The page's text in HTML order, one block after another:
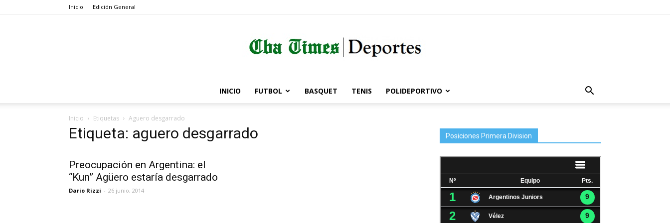
Inicio Edición General
Córdoba
INICIO FUTBOL BASQUET TENIS POLIDEPORTIVO
Inicio Etiquetas Aguero desgarrado
Etiqueta: aguero desgarrado
Preocupación en Argentina: el
“Kun” Agüero estaría desgarrado
Dario Rizzi - 26 junio, 2014
Posiciones Primera Division